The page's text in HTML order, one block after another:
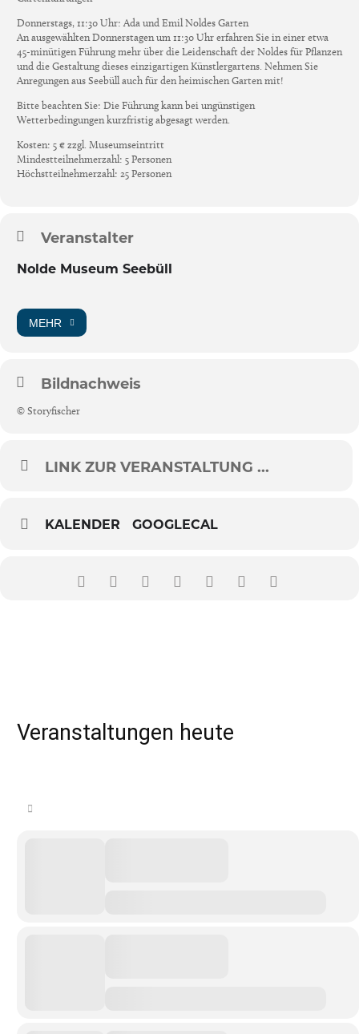
Donnerstags, 11:30 Uhr: Ada und Emil Noldes Garten
An ausgewählten Donnerstagen um 11:30 Uhr erfahren Sie in einer etwa
45-minütigen Führung mehr über die Leidenschaft der Noldes für Pflanzen
und die Gestaltung dieses einzigartigen Künstlergartens. Nehmen Sie
Anregungen aus Seebüll auch für den heimischen Garten mit!
Bitte beachten Sie: Die Führung kann bei ungünstigen
Wetterbedingungen kurzfristig abgesagt werden.
Kosten: 5 € zzgl. Museumseintritt
Mindestteilnehmerzahl: 5 Personen
Höchstteilnehmerzahl: 25 Personen
Veranstalter
Nolde Museum Seebüll
MEHR
Bildnachweis
© Storyfischer
LINK ZUR VERANSTALTUNG ...
KALENDER GOOGLECAL
Veranstaltungen heute